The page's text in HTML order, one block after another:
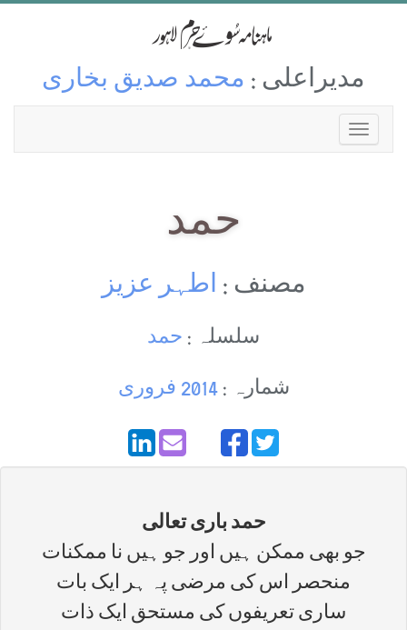
مدیراعلی : محمد صدیق بخاری
حمد
مصنف : اطہر عزیز
سلسلہ : حمد
شمارہ :2014 فروری
حمد باری تعالی
جو بھی ممکن ہیں اور جو ہیں نا ممکنات
منحصر اس کی مرضی پہ ہر ایک بات
ساری تعریفوں کی مستحق ایک ذات